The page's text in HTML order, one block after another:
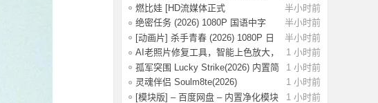
v1.1.8书
半小时前
燃比娃 [HD流媒体正式
版]A.Story.About.Fir
半小时前
绝密任务 (2026) 1080P 国语中字
[0.8G]
半小时前
[动画片] 杀手青春 (2026) 1080P 日
语中字
1 小时前
AI老照片修复工具，智能上色放大，
一键还原
1 小时前
孤军突围 Lucky Strike(2026) 内置简
英 4K
1 小时前
灵魂伴侣 Soulm8te(2026)
【4K.DV.HDR】【
1 小时前
[模块版] – 百度网盘 – 内置净化模块